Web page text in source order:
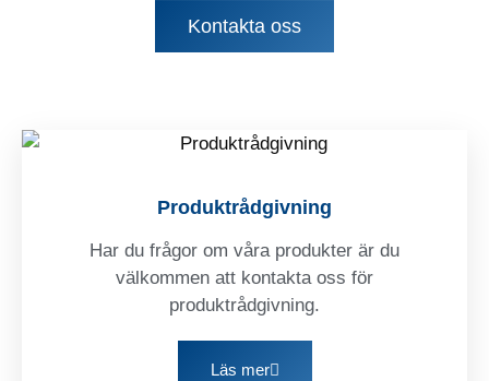
Kontakta oss
Produktrådgivning
Har du frågor om våra produkter är du
välkommen att kontakta oss för
produktrådgivning.
Läs mer